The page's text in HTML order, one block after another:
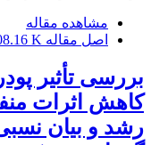
مشاهده مقاله
اصل مقاله K
بررسی تأثیر
کاهش اثرات
رشد‌ و بیان